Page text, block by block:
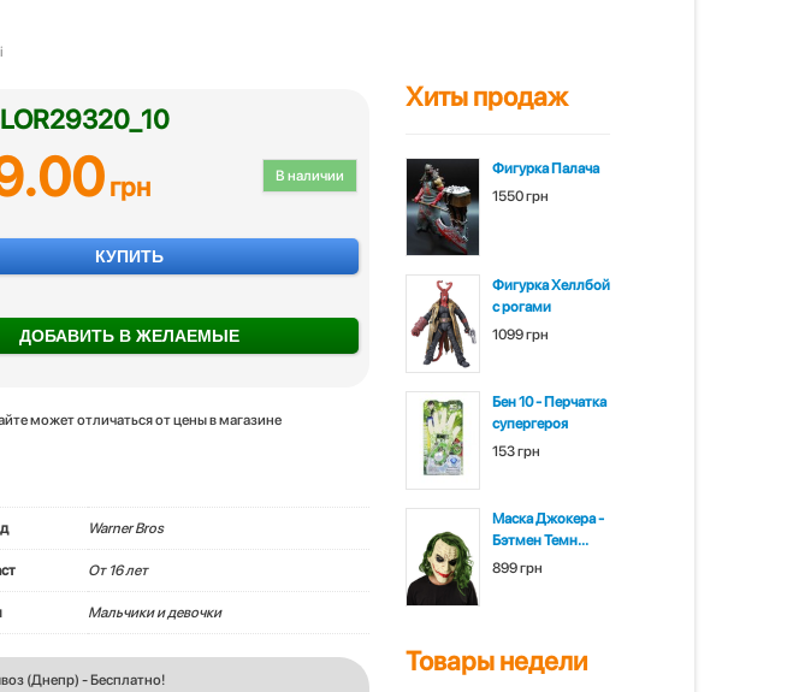
В наличии
грн
КУПИТЬ
ДОБАВИТЬ В ЖЕЛАЕМЫЕ
может отличаться от цены в магазине
Warner Bros
От 16 лет
Мальчики и девочки
(Днепр) - Бесплатно!
Хиты продаж
Фигурка Палача
1550 грн
Фигурка Хеллбой
с рогами
1099 грн
Бен 10 - Перчатка
супергероя
153 грн
Маска Джокера -
Бэтмен Темн...
899 грн
Товары недели